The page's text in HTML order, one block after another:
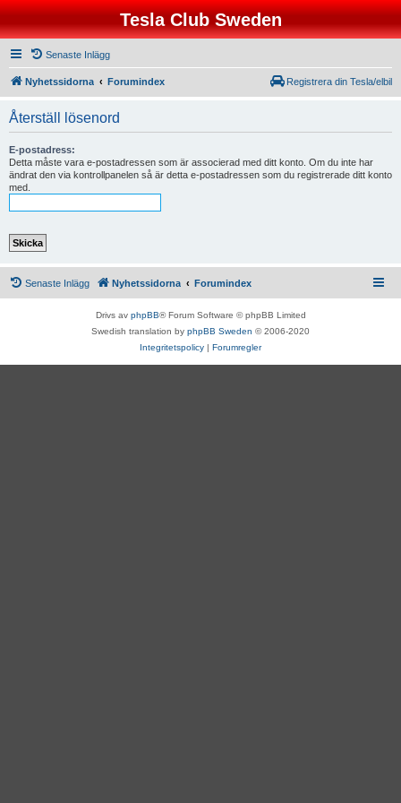
Tesla Club Sweden
Senaste Inlägg
Nyhetssidorna Forumindex Registrera din Tesla/elbil
Återställ lösenord
E-postadress:
Detta måste vara e-postadressen som är associerad med ditt konto. Om du inte har
ändrat den via kontrollpanelen så är detta e-postadressen som du registrerade ditt konto
med.
Senaste Inlägg Nyhetssidorna Forumindex
Drivs av phpBB® Forum Software © phpBB Limited
Swedish translation by phpBB Sweden © 2006-2020
Integritetspolicy | Forumregler